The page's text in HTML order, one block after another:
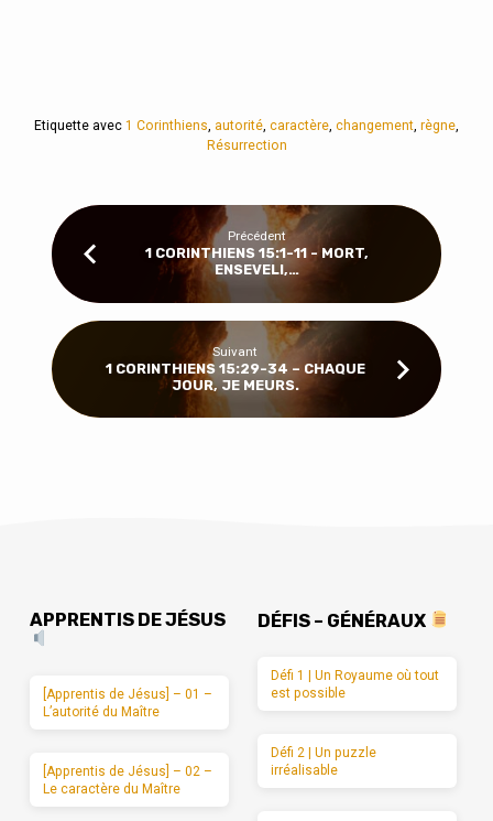
Etiquette avec 1 Corinthiens, autorité, caractère, changement, règne,
Résurrection
Précédent
1 CORINTHIENS 15:1-11 - MORT,
ENSEVELI,…
Suivant
1 CORINTHIENS 15:29-34 – CHAQUE
JOUR, JE MEURS.
APPRENTIS DE JÉSUS
[Apprentis de Jésus] – 01 –
L’autorité du Maître
[Apprentis de Jésus] – 02 –
Le caractère du Maître
DÉFIS – GÉNÉRAUX
Défi 1 | Un Royaume où tout
est possible
Défi 2 | Un puzzle
irréalisable